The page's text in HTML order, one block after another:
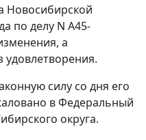
Новосибирской
по делу N А45-
а
силу со дня его
в Федеральный
округа.